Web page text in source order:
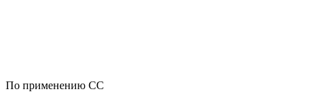
По применению CC